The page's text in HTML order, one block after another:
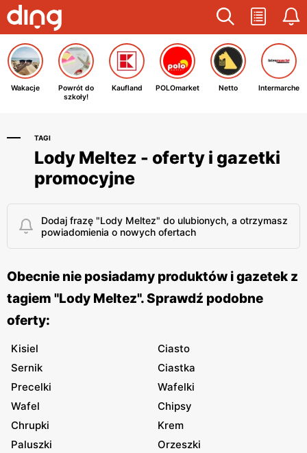
Wakacje
Powrót do
szkoły!
Kaufland POLOmarket Netto Intermarche
TAGI
Lody Meltez - oferty i gazetki
promocyjne
Dodaj frazę "Lody Meltez" do ulubionych, a otrzymasz
powiadomienia o nowych ofertach
Obecnie nie posiadamy produktów i gazetek z
tagiem "Lody Meltez". Sprawdź podobne
oferty:
Kisiel
Ciasto
Sernik
Ciastka
Precelki
Wafelki
Wafel
Chipsy
Chrupki
Krem
Paluszki
Orzeszki